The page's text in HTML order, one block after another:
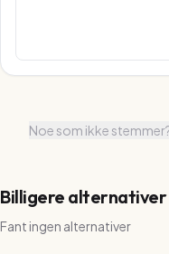
Noe som ikke
Billigere alternativer
Fant ingen alternativer